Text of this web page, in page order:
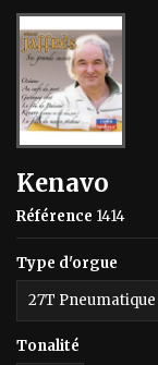
Kenavo
Référence 1414
Type d'orgue
Tonalité